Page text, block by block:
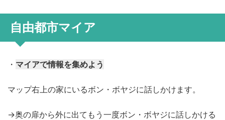
自由都市マイア
・ マイアで情報を集めよう
マップ右上の家にいるボン・ボヤジに話しかけます。
→奥の扉から外に出てもう一度ボン・ボヤジに話しかける